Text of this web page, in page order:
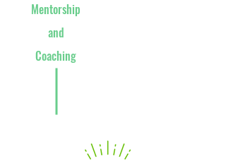
Mentorship
and
Coaching